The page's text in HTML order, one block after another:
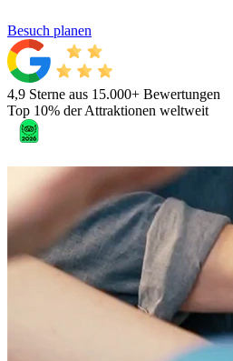
Besuch planen
4,9 Sterne aus 15.000+ Bewertungen
Top 10% der Attraktionen weltweit